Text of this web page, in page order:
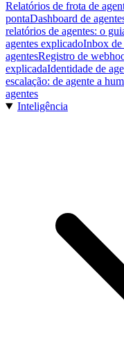
Relatórios de frota de
pontaDashboard de
relatórios de agentes: o
agentes explicadoInbox de
agentesRegistro de
explicadaIdentidade de
escalação: de agente a
agentes
Inteligência